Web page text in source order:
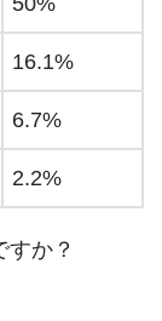
16.1%
6.7%
2.2%
すか？